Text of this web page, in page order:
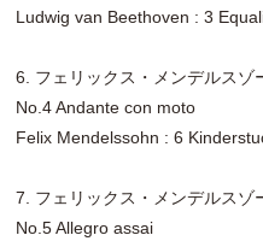
Ludwig van Beethoven : 3
6. フェリックス・メンデルス
No.4 Andante con moto
Felix Mendelssohn : 6
7. フェリックス・メンデルス
No.5 Allegro assai